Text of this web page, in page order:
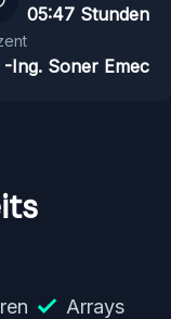
05:47 Stunden
-Ing. Soner Emec
Arrays